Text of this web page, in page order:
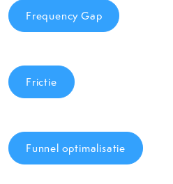
Frequency Gap
Frictie
Funnel optimalisatie